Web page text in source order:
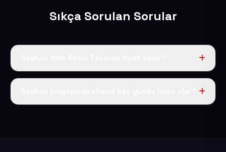
Sıkça Sorulan Sorular
Tek fiyat uygulanır: yıllık 50 USD + KDV. Bu bedele alan